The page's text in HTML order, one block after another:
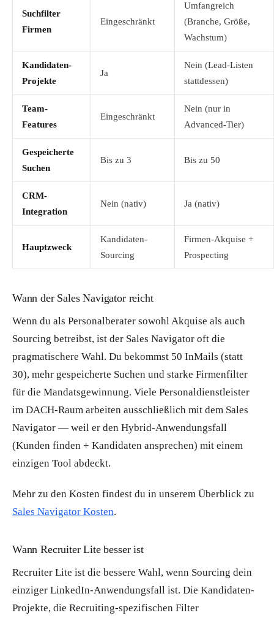
Suchfilter
Firmen
Eingeschränkt
Umfangreich
(Branche, Größe,
Wachstum)
Kandidaten-
Projekte
Ja
Nein (Lead-Listen
stattdessen)
Team-
Features
Eingeschränkt
Nein (nur in
Advanced-Tier)
Gespeicherte
Suchen
Bis zu 3 Bis zu 50
CRM-
Integration
Nein (nativ) Ja (nativ)
Hauptzweck
Kandidaten-
Sourcing
Firmen-Akquise +
Prospecting
Wann der Sales Navigator reicht
Wenn du als Personalberater sowohl Akquise als auch
Sourcing betreibst, ist der Sales Navigator oft die
pragmatischere Wahl. Du bekommst 50 InMails (statt
30), mehr gespeicherte Suchen und starke Firmenfilter
für die Mandatsgewinnung. Viele Personaldienstleister
im DACH-Raum arbeiten ausschließlich mit dem Sales
Navigator — weil er den Hybrid-Anwendungsfall
(Kunden finden + Kandidaten ansprechen) mit einem
einzigen Tool abdeckt.
Mehr zu den Kosten findest du in unserem Überblick zu
Sales Navigator Kosten.
Wann Recruiter Lite besser ist
Recruiter Lite ist die bessere Wahl, wenn Sourcing dein
einziger LinkedIn-Anwendungsfall ist. Die Kandidaten-
Projekte, die Recruiting-spezifischen Filter